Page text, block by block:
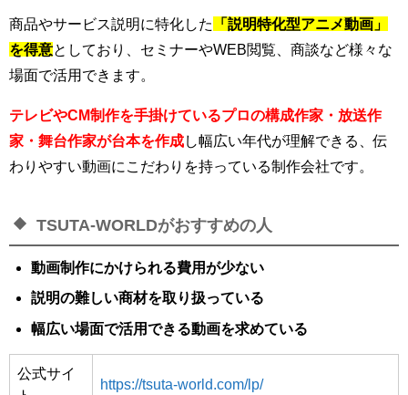
商品やサービス説明に特化した
「説明特化型アニメ動画」
を得意としており、セミナーやWEB閲覧、商談など様々な
場面で活用できます。
テレビやCM制作を手掛けているプロの構成作家・放送作
家・舞台作家が台本を作成し幅広い年代が理解できる、伝
わりやすい動画にこだわりを持っている制作会社です。
TSUTA-WORLDがおすすめの人
動画制作にかけられる費用が少ない
説明の難しい商材を取り扱っている
幅広い場面で活用できる動画を求めている
公式サイ
https://tsuta-world.com/lp/